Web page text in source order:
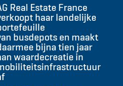
Real Estate France
haar landelijke
busdepots en maakt
bijna tien jaar
waardecreatie in